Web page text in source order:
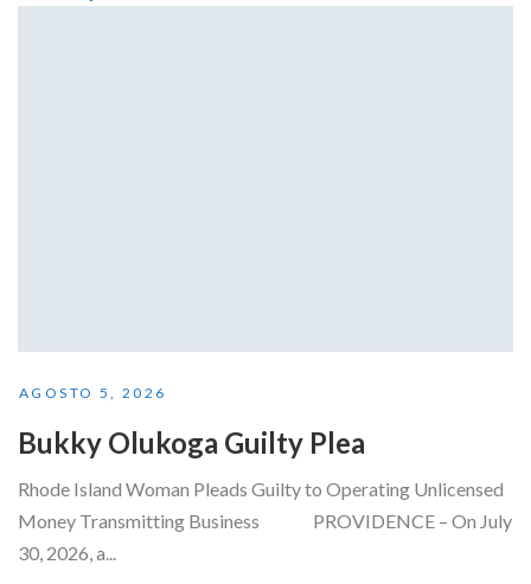
AGOSTO 5, 2026
Bukky Olukoga Guilty Plea
Rhode Island Woman Pleads Guilty to Operating Unlicensed
Money Transmitting Business PROVIDENCE – On July
30, 2026, a...